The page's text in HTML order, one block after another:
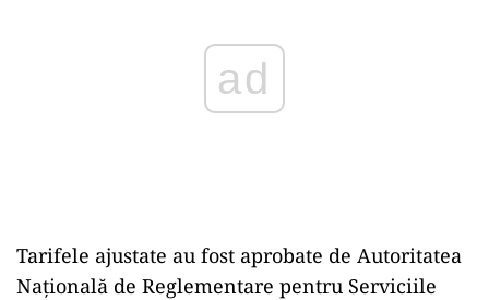
Tarifele ajustate au fost aprobate de Autoritatea
Națională de Reglementare pentru Serviciile